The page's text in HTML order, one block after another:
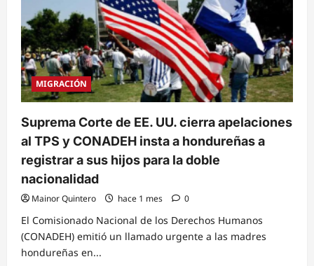
98
millones
de
lempiras
en
bonos
humanitarios
para
familias
migrantes
retornadas
MIGRACIÓN
Suprema Corte de EE. UU. cierra apelaciones
al TPS y CONADEH insta a hondureñas a
registrar a sus hijos para la doble
nacionalidad
Mainor Quintero hace 1 mes 0
El Comisionado Nacional de los Derechos Humanos
(CONADEH) emitió un llamado urgente a las madres
hondureñas en...